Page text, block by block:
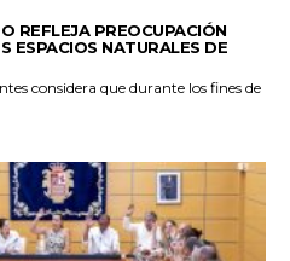
REFLEJA PREOCUPACIÓN
ESPACIOS NATURALES DE
considera que durante los fines de